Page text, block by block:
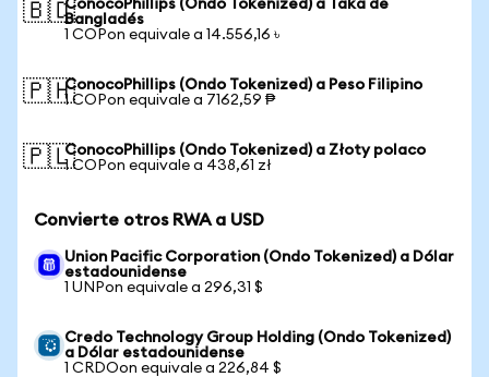
🇧🇩ConocoPhillips (Ondo Tokenized) a Taka de
Bangladés
1 COPon equivale a 14.556,16 ৳
🇵🇭ConocoPhillips (Ondo Tokenized) a Peso Filipino
1 COPon equivale a 7162,59 ₱
🇵🇱ConocoPhillips (Ondo Tokenized) a Złoty polaco
1 COPon equivale a 438,61 zł
Convierte otros RWA a USD
Union Pacific Corporation (Ondo Tokenized) a Dólar
estadounidense
1 UNPon equivale a 296,31 $
Credo Technology Group Holding (Ondo Tokenized)
a Dólar estadounidense
1 CRDOon equivale a 226,84 $